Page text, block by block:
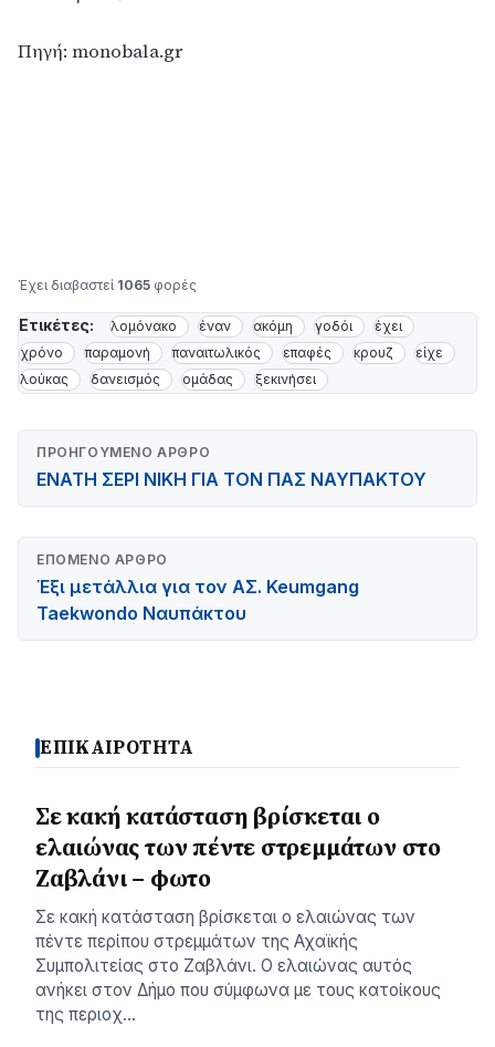
Πηγή: monobala.gr
Έχει διαβαστεί 1065 φορές
Ετικέτες: λομόνακο έναν ακόμη γοδόι
έχει
χρόνο
παραμονή παναιτωλικός επαφές κρουζ
είχε
λούκας
δανεισμός ομάδας ξεκινήσει
ΠΡΟΗΓΟΎΜΕΝΟ ΆΡΘΡΟ
ΕΝΑΤΗ ΣΕΡΙ ΝΙΚΗ ΓΙΑ ΤΟΝ ΠΑΣ ΝΑΥΠΑΚΤΟΥ
ΕΠΌΜΕΝΟ ΆΡΘΡΟ
Έξι μετάλλια για τον ΑΣ. Keumgang
Taekwondo Ναυπάκτου
ΕΠΙΚΑΙΡΟΤΗΤΑ
Σε κακή κατάσταση βρίσκεται ο
ελαιώνας των πέντε στρεμμάτων στο
Ζαβλάνι – φωτο
Σε κακή κατάσταση βρίσκεται ο ελαιώνας των
πέντε περίπου στρεμμάτων της Αχαϊκής
Συμπολιτείας στο Ζαβλάνι. Ο ελαιώνας αυτός
ανήκει στον Δήμο που σύμφωνα με τους κατοίκους
της περιοχ…